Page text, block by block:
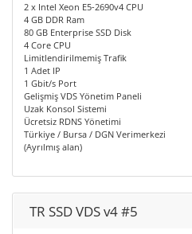
2 x Intel Xeon E5-2690v4 CPU
4 GB DDR Ram
80 GB Enterprise SSD Disk
4 Core CPU
Limitlendirilmemiş Trafik
1 Adet IP
1 Gbit/s Port
Gelişmiş VDS Yönetim Paneli
Uzak Konsol Sistemi
Ücretsiz RDNS Yönetimi
Türkiye / Bursa / DGN Verimerkezi
(Ayrılmış alan)
TR SSD VDS v4 #5